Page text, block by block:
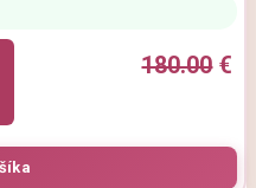
180.00€